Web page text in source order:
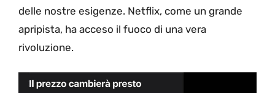
delle nostre esigenze. Netflix, come un grande
apripista, ha acceso il fuoco di una vera
rivoluzione.